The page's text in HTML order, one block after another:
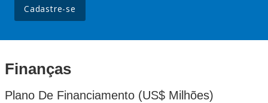
Cadastre-se
Finanças
Plano De Financiamento (US$ Milhões)